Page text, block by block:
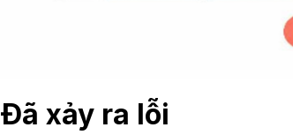
Đã xảy ra lỗi